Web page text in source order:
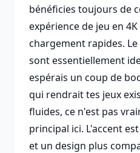
bénéficies toujours de
expérience de jeu en
chargement rapides. Le
sont essentiellement
espérais un coup de
qui rendrait tes jeux
fluides, ce n'est pas
principal ici. L'accent
et un design plus